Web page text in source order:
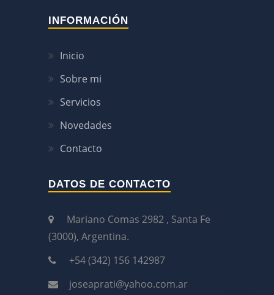
INFORMACIÓN
Inicio
Sobre mi
Servicios
Novedades
Contacto
DATOS DE CONTACTO
Mariano Comas 2982 , Santa Fe
(3000), Argentina.
+54 (342) 156 142987
joseaprati@yahoo.com.ar